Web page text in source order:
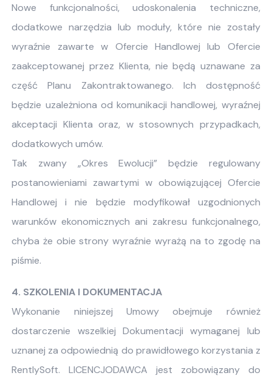
Nowe funkcjonalności, udoskonalenia techniczne,
dodatkowe narzędzia lub moduły, które nie zostały
wyraźnie zawarte w Ofercie Handlowej lub Ofercie
zaakceptowanej przez Klienta, nie będą uznawane za
część Planu Zakontraktowanego. Ich dostępność
będzie uzależniona od komunikacji handlowej, wyraźnej
akceptacji Klienta oraz, w stosownych przypadkach,
dodatkowych umów.
Tak zwany „Okres Ewolucji” będzie regulowany
postanowieniami zawartymi w obowiązującej Ofercie
Handlowej i nie będzie modyfikował uzgodnionych
warunków ekonomicznych ani zakresu funkcjonalnego,
chyba że obie strony wyraźnie wyrażą na to zgodę na
piśmie.
4. SZKOLENIA I DOKUMENTACJA
Wykonanie niniejszej Umowy obejmuje również
dostarczenie wszelkiej Dokumentacji wymaganej lub
uznanej za odpowiednią do prawidłowego korzystania z
RentlySoft. LICENCJODAWCA jest zobowiązany do